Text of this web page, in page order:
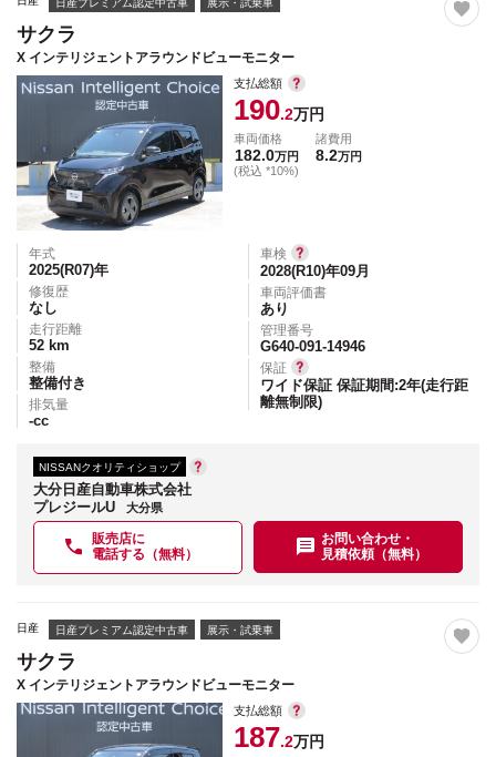
日産プレミアム認定中古車 展示・試乗車
サクラ
X インテリジェントアラウンドビューモニター
支払総額
190.2万円
車両価格
182.0万円
(税込 *10%)
諸費用
8.2万円
年式
2025(R07)年
修復歴
なし
走行距離
52 km
整備
整備付き
排気量
-cc
車検
2028(R10)年09月
車両評価書
あり
管理番号
G640-091-14946
保証
ワイド保証 保証期間:2年(走行距
離無制限)
NISSANクオリティショップ
大分日産自動車株式会社
プレジールU
大分県
販売店に
電話する（無料）
お問い合わせ・
見積依頼（無料）
日産 日産プレミアム認定中古車 展示・試乗車
サクラ
X インテリジェントアラウンドビューモニター
支払総額
187.2万円